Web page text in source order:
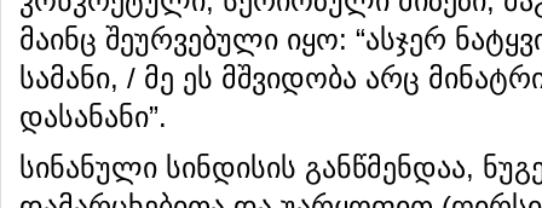
მაინც შეურვებული იყო: “ასჯერ
სამანი, / მე ეს მშვიდობა არც
დასანანი”.
სინანული სინდისის განწმენდაა,